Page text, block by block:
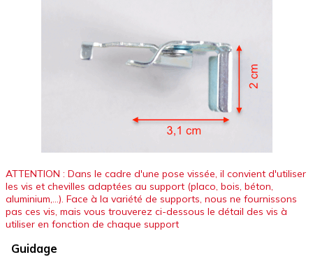
ATTENTION : Dans le cadre d'une pose vissée, il convient d'utiliser
les vis et chevilles adaptées au support (placo, bois, béton,
aluminium,...). Face à la variété de supports, nous ne fournissons
pas ces vis, mais vous trouverez ci-dessous le détail des vis à
utiliser en fonction de chaque support
Guidage